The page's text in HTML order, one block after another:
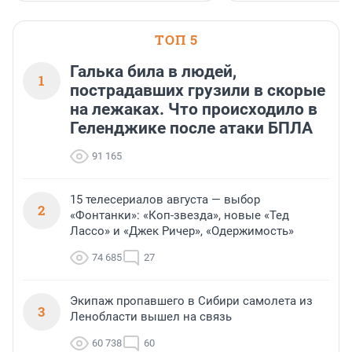
ТОП 5
1
Галька била в людей,
пострадавших грузили в скорые
на лежаках. Что происходило в
Геленджике после атаки БПЛА
91 165
2
15 телесериалов августа — выбор
«Фонтанки»: «Коп-звезда», новые «Тед
Лассо» и «Джек Ричер», «Одержимость»
74 685 27
3
Экипаж пропавшего в Сибири самолета из
Ленобласти вышел на связь
60 738 60